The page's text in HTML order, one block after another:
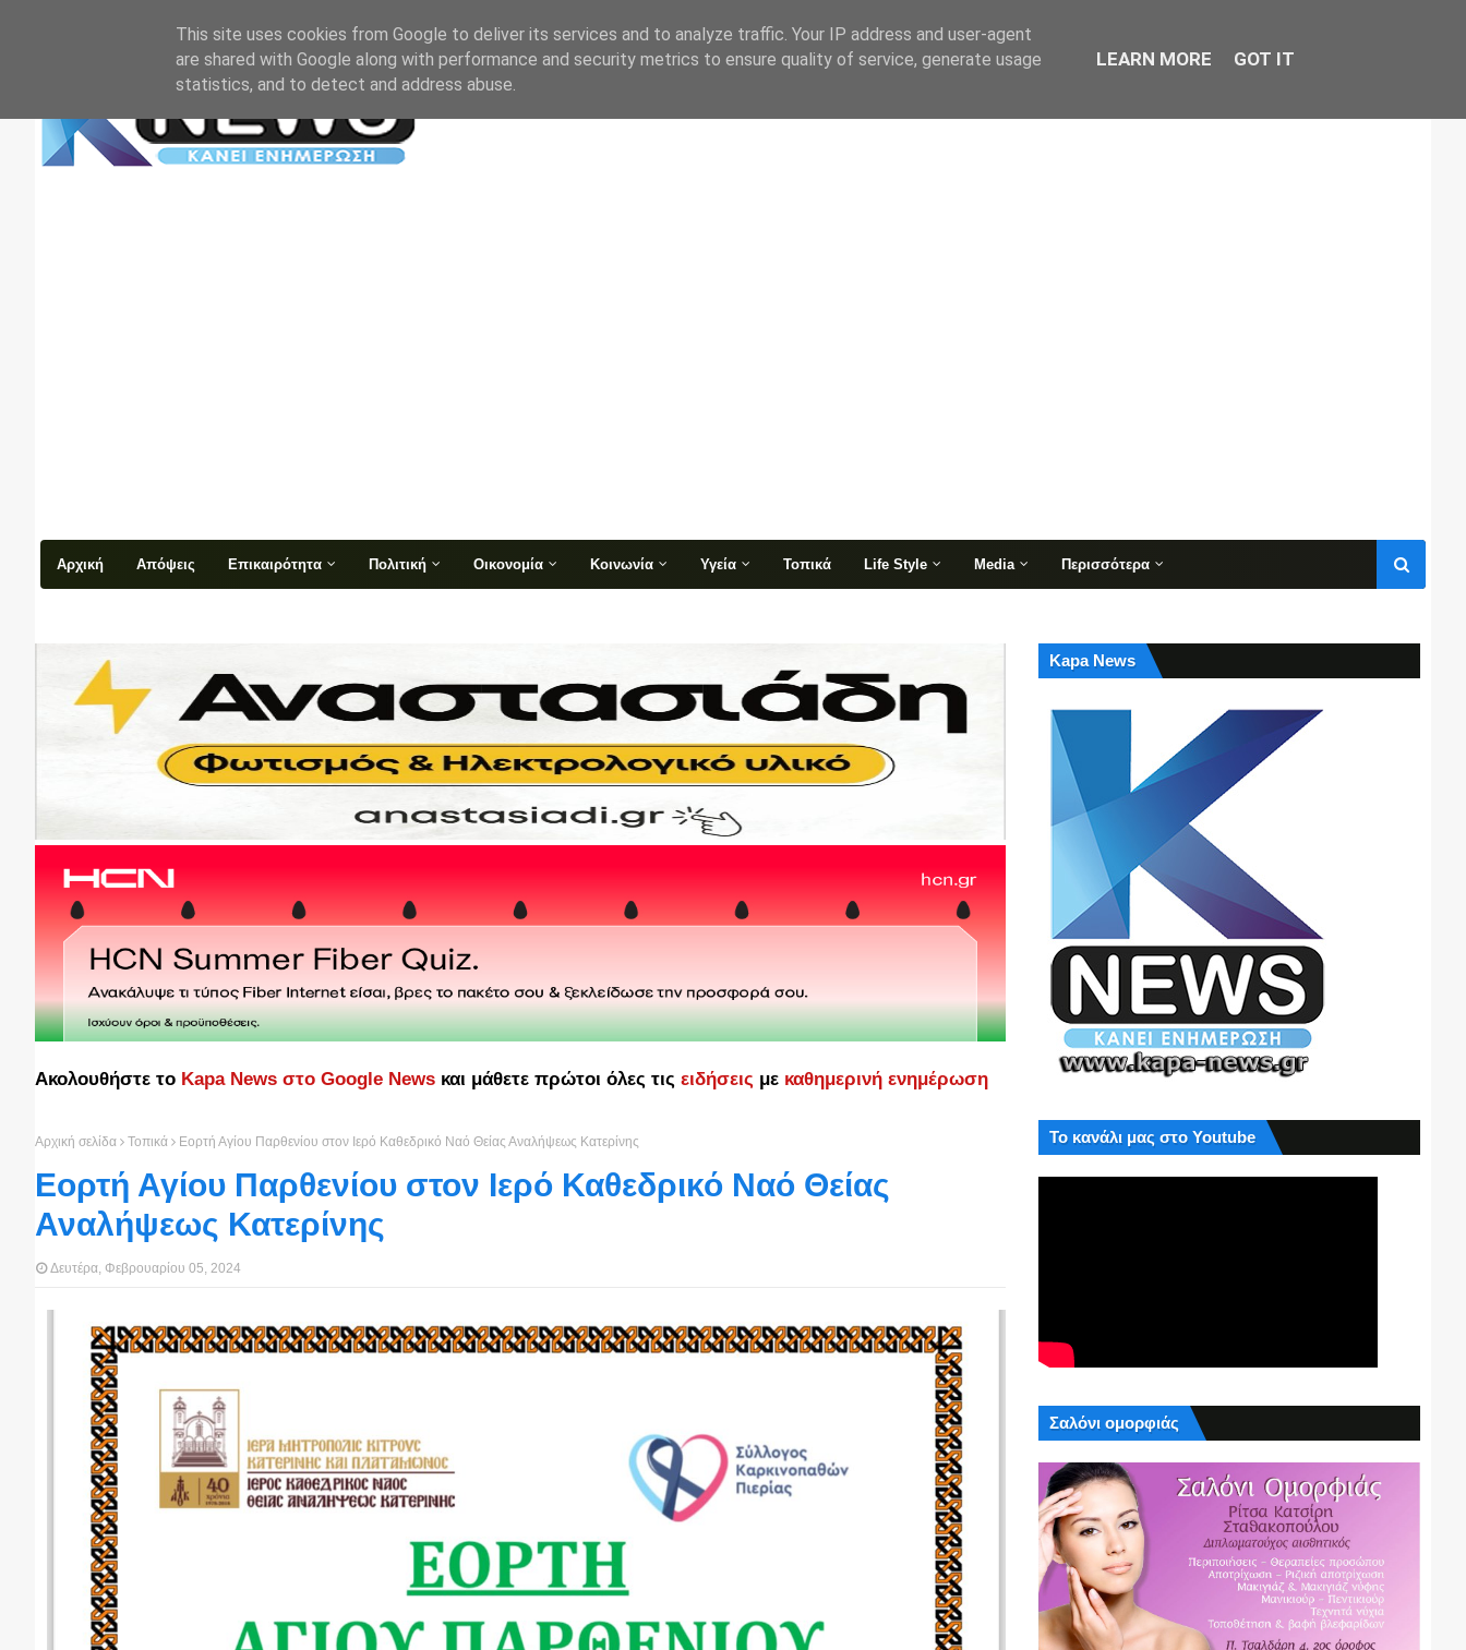
Αρχική Απόψεις Επικαιρότητα Πολιτική Οικονομία Κοινωνία Υγεία Τοπικά Life Style Media Περισσότερα
Ακολουθήστε το Kapa News στο Google News και μάθετε πρώτοι όλες τις ειδήσεις με καθημερινή ενημέρωση
Αρχική σελίδα Τοπικά Εορτή Αγίου Παρθενίου στον Ιερό Καθεδρικό Ναό Θείας Αναλήψεως Κατερίνης
Εορτή Αγίου Παρθενίου στον Ιερό Καθεδρικό Ναό Θείας
Αναλήψεως Κατερίνης
Δευτέρα, Φεβρουαρίου 05, 2024
Kapa News
Το κανάλι μας στο Youtube
Σαλόνι ομορφιάς
This site uses cookies from Google to deliver its services and to analyze traffic. Your IP address and user-agent
are shared with Google along with performance and security metrics to ensure quality of service, generate usage
statistics, and to detect and address abuse.
LEARN MORE GOT IT